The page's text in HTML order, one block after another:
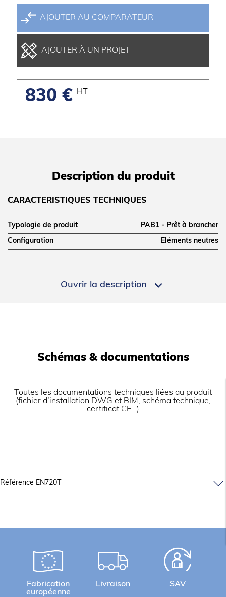
AJOUTER AU COMPARATEUR
AJOUTER À UN PROJET
830 € HT
Ouvrir la description 
Description du produit
CARACTÉRISTIQUES TECHNIQUES
Typologie de produit PAB1 - Prêt à brancher
Configuration Eléments neutres
Dimensions extérieures (LxPxH) (mm) 400x700x307
Dimensions emballage (LxPxH) (mm)
Carrosserie en acier inox.
Dessus embouti avec épaisseur 12/10ème.
Versions BV720G et BV740G : Pieds en acier inox
Schémas & documentations
Toutes les documentations techniques liées au produit
(fichier d’installation DWG et BIM, schéma technique,
certificat CE…)
Référence EN720T
Fabrication
européenne
Livraison SAV